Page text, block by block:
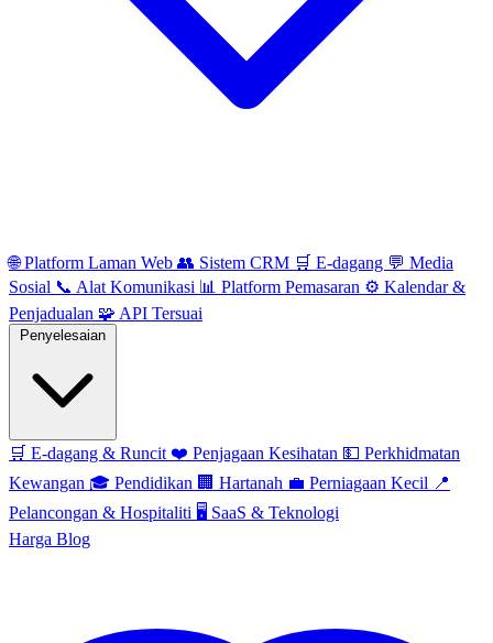
🌐Platform Laman Web 👥 Sistem CRM 🛒 E-dagang 💬 Media
Sosial 📞 Alat Komunikasi 📊 Platform Pemasaran ⚙️ Kalendar &
Penjadualan 🧩 API Tersuai
🛒 E-dagang & Runcit ❤️ Penjagaan Kesihatan 💵 Perkhidmatan
Kewangan 🎓 Pendidikan 🏢 Hartanah 💼 Perniagaan Kecil 📍
Pelancongan & Hospitaliti 🖥️ SaaS & Teknologi
Harga Blog